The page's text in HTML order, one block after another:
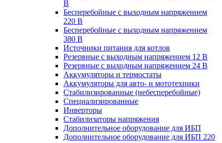
В
Бесперебойные с выходным напряжением
220 В
Бесперебойные с выходным напряжением
380 В
Источники питания для котлов
Резервные с выходным напряжением 12 В
Резервные с выходным напряжением 24 В
Аккумуляторы и термостаты
Аккумуляторы для авто- и мототехники
Стабилизированные (небесперебойные)
Специализированные
Инверторы
Стабилизаторы напряжения
Дополнительное оборудование для ИБП
Дополнительное оборудование для ИБП 220